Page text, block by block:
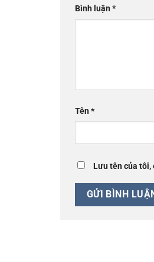
Bình luận*
Tên*
Lưu tên của tôi,